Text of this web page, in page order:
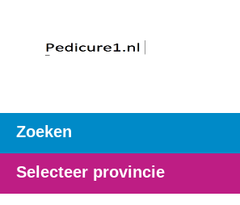
Zoeken
Selecteer provincie